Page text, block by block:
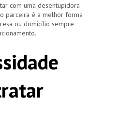
com uma desentupidora
parceira é a melhor forma
ou domicílio sempre